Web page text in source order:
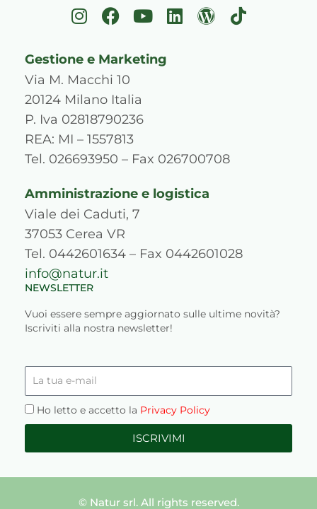
I
n
t
a
g
r
a
m
F
a
e
b
o
o
k
Y
o
t
e
L
i
W
o
s
T
i
Gestione e Marketing
Via M. Macchi 10
20124 Milano Italia
P. Iva 02818790236
REA: MI – 1557813
Tel. 026693950 – Fax 026700708
Amministrazione e logistica
Viale dei Caduti, 7
37053 Cerea VR
Tel. 0442601634 – Fax 0442601028
info@natur.it
NEWSLETTER
Vuoi essere sempre aggiornato sulle ultime novità?
Iscriviti alla nostra newsletter!
tua
mail
Privacy
Ho letto e accetto la Privacy Policy
ISCRIVIMI
© Natur srl. All rights reserved.